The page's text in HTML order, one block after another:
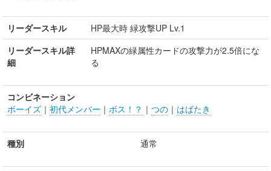
リーダースキル
HP最大時 緑攻撃UP Lv.1
リーダースキル詳
細
HPMAXの緑属性カードの攻撃力が2.5倍にな
る
コンビネーション
ボーイズ ｜ 初代メンバー ｜ ボス！？ ｜ つの ｜ はばたき
種別 通常